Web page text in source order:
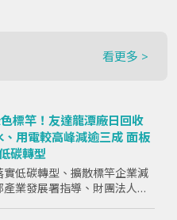
看更多 >
標竿！友達龍潭廠日回收
用電較高峰減逾三成 面板
碳轉型
低碳轉型、擴散標竿企業減
業發展署指導、財團法人資